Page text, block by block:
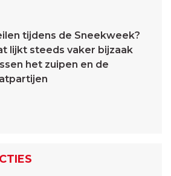
tijdens de Sneekweek?
lijkt steeds vaker bijzaak
het zuipen en de